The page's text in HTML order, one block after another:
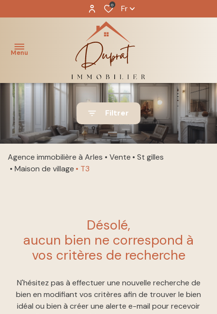
0 Fr
Menu
ACCUEIL
NOS
BIENS
acheter
louer
côtés
NOTRE
ÉQUIPE
CONTACT
Filtrer
Agence immobilière à Arles Vente
St gilles
Maison de village
T3
désolé,
aucun bien ne correspond à
vos critères de recherche
N'hésitez pas à effectuer une nouvelle recherche de
bien en modifiant vos critères afin de trouver le bien
idéal ou bien à créer une alerte e-mail pour recevoir